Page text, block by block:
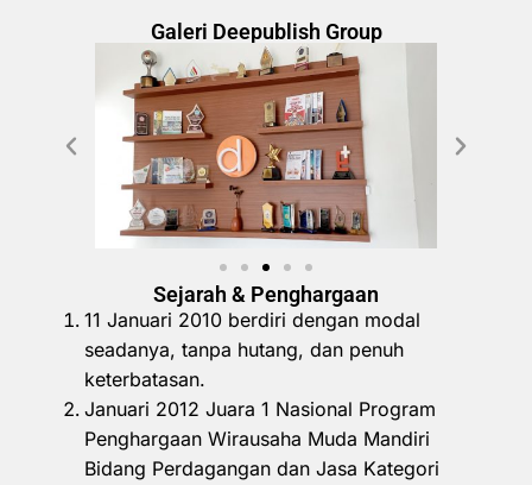
Galeri Deepublish Group
Sejarah & Penghargaan
11 Januari 2010 berdiri dengan modal
seadanya, tanpa hutang, dan penuh
keterbatasan.
Januari 2012 Juara 1 Nasional Program
Penghargaan Wirausaha Muda Mandiri
Bidang Perdagangan dan Jasa Kategori